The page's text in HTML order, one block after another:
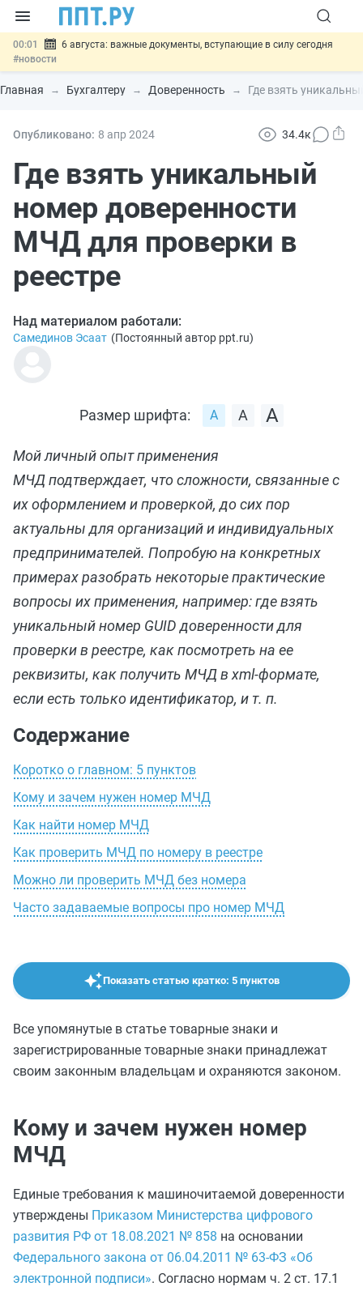
00:01
6 августа: важные документы, вступающие в силу сегодня
#новости
05.08 Обновили сообщения НПФ о договорах НПО и долгосрочных
сбережений#новости
05.08 Систему страхования вкладов распространили на электронные
05.08
Подписан закон об упрощении госзакупок по 44-ФЗ
#новости
Главная Бухгалтеру Доверенность Где взять
Опубликовано: 8 апр 2024 34.4к
Где взять уникальный
номер доверенности
МЧД для проверки в
реестре
Над материалом работали:
Самединов Эсаат (Постоянный автор ppt.ru)
Размер шрифта:
Мой личный опыт применения
МЧД подтверждает, что сложности, связанные с
их оформлением и проверкой, до сих пор
актуальны для организаций и индивидуальных
предпринимателей. Попробую на конкретных
примерах разобрать некоторые практические
вопросы их применения, например: где взять
уникальный номер GUID доверенности для
проверки в реестре, как посмотреть на ее
реквизиты, как получить МЧД в xml-формате,
если есть только идентификатор, и т. п.
Содержание
Коротко о главном: 5 пунктов
Кому и зачем нужен номер МЧД
Как найти номер МЧД
Как проверить МЧД по номеру в реестре
Можно ли проверить МЧД без номера
Часто задаваемые вопросы про номер МЧД
Показать статью кратко: 5 пунктов
Все упомянутые в статье товарные знаки и
зарегистрированные товарные знаки принадлежат
своим законным владельцам и охраняются законом.
Кому и зачем нужен номер
МЧД
Единые требования к машиночитаемой доверенности
утверждены Приказом Министерства цифрового
развития РФ от 18.08.2021 № 858 на основании
Федерального закона от 06.04.2011 № 63-ФЗ «Об
электронной подписи». Согласно нормам ч. 2 ст. 17.1